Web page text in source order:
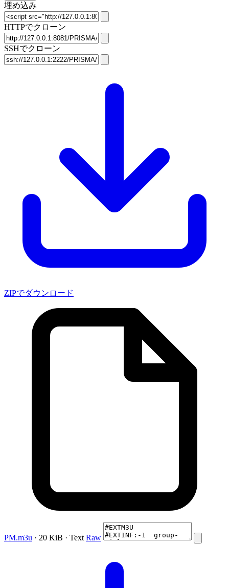
埋め込み
HTTPでクローン
SSHでクローン
ZIPでダウンロード
PM.m3u · 20 KiB · Text Raw